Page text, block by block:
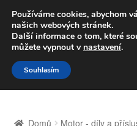
Volejte po-pá
Přeskočit
na
navigaci
Přejít
k
obsahu
Domů Motor - díly a
Používáme cookies, abychom
našich webových stránek.
Další informace o tom, které
můžete vypnout v nastavení.
Souhlasím